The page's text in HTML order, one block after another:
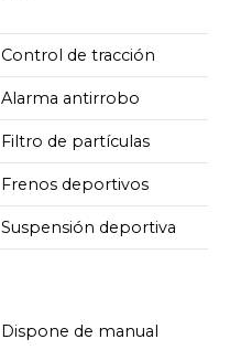
Control de tracción
Alarma antirrobo
Filtro de partículas
Frenos deportivos
Suspensión deportiva
Dispone de manual